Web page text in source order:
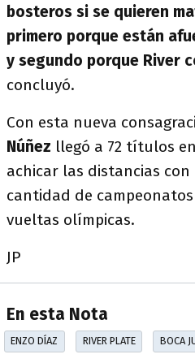
bosteros si se quieren
primero porque están
y segundo porque River
concluyó.
Con esta nueva
Núñez llegó a 72 títulos
achicar las distancias con
cantidad de
vueltas olímpicas.
JP
En esta Nota
ENZO DÍAZ RIVER PLATE BOCA